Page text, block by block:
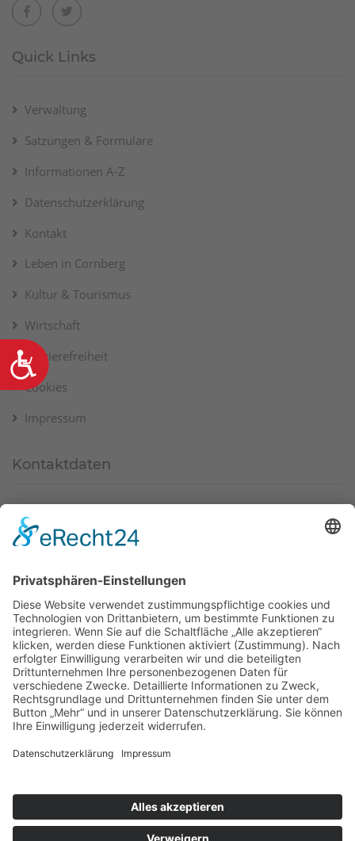
Barrierefreiheit
Quick Links
Verwaltung
Satzungen & Formulare
Informationen A-Z
Datenschutzerklärung
Kontakt
Leben in Cornberg
Kultur & Tourismus
Wirtschaft
Barrierefreiheit
Cookies
Impressum
Kontaktdaten
(+49) 5650 9697-0
www.cornberg.de